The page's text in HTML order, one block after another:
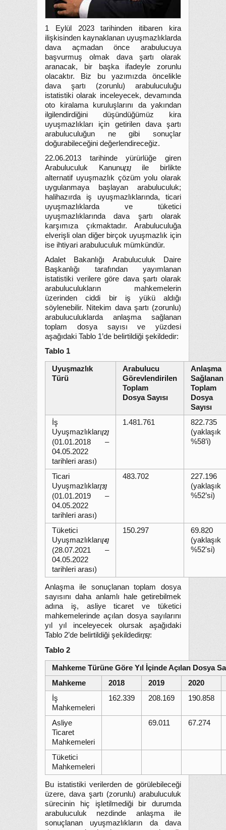
1 Eylül 2023 tarihinden itibaren kira
ilişkisinden kaynaklanan uyuşmazlıklarda
dava açmadan önce arabulucuya
başvurmuş olmak dava şartı olarak
aranacak, bir başka ifadeyle zorunlu
olacaktır. Biz bu yazımızda öncelikle
dava şartı (zorunlu) arabuluculuğu
istatistiki olarak inceleyecek, devamında
oto kiralama kuruluşlarını da yakından
ilgilendirdiğini düşündüğümüz kira
uyuşmazlıkları için getirilen dava şartı
arabuluculuğun ne gibi sonuçlar
doğurabileceğini değerlendireceğiz.
22.06.2013 tarihinde yürürlüğe giren
Arabuluculuk Kanunu[1]ile birlikte
alternatif uyuşmazlık çözüm yolu olarak
uygulanmaya başlayan arabuluculuk;
halihazırda iş uyuşmazlıklarında, ticari
uyuşmazlıklarda ve tüketici
uyuşmazlıklarında dava şartı olarak
karşımıza çıkmaktadır. Arabuluculuğa
elverişli olan diğer birçok uyuşmazlık için
ise ihtiyari arabuluculuk mümkündür.
Adalet Bakanlığı Arabuluculuk Daire
Başkanlığı tarafından yayımlanan
istatistiki verilere göre dava şartı olarak
arabuluculukların mahkemelerin
üzerinden ciddi bir iş yükü aldığı
söylenebilir. Nitekim dava şartı (zorunlu)
arabuluculuklarda anlaşma sağlanan
toplam dosya sayısı ve yüzdesi
aşağıdaki Tablo 1’de belirtildiği şekildedir:
Tablo 1
Uyuşmazlık
Türü
Arabulucu
Görevlendirilen
Toplam
Dosya Sayısı
Anlaşma
Sağlanan
Toplam
Dosya
Sayısı
İş
Uyuşmazlıkları[2]
(01.01.2018 –
04.05.2022
tarihleri arası)
1.481.761
822.735
(yaklaşık
%58’i)
Ticari
Uyuşmazlıklar[3]
(01.01.2019 –
04.05.2022
tarihleri arası)
483.702
227.196
(yaklaşık
%52’si)
Tüketici
Uyuşmazlıkları[4]
(28.07.2021 –
04.05.2022
tarihleri arası)
150.297
69.820
(yaklaşık
%52'si)
Anlaşma ile sonuçlanan toplam dosya
sayısını daha anlamlı hale getirebilmek
adına iş, asliye ticaret ve tüketici
mahkemelerinde açılan dosya sayılarını
yıl yıl inceleyecek olursak aşağıdaki
Tablo 2’de belirtildiği şekildedir[5]:
Tablo 2
Mahkeme Türüne Göre Yıl İçinde Açılan Dosya
Mahkeme
2018 2019
2020
İş
Mahkemeleri
162.339 208.169 190.858
Asliye
Ticaret
Mahkemeleri
69.011 67.274
Tüketici
Mahkemeleri
Bu istatistiki verilerden de görülebileceği
üzere, dava şartı (zorunlu) arabuluculuk
sürecinin hiç işletilmediği bir durumda
arabuluculuk nezdinde anlaşma ile
sonuçlanan uyuşmazlıkların da dava